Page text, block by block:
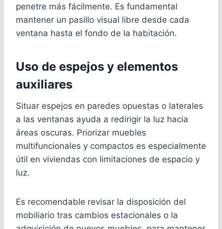
penetre más fácilmente. Es fundamental
mantener un pasillo visual libre desde cada
ventana hasta el fondo de la habitación.
Uso de espejos y elementos
auxiliares
Situar espejos en paredes opuestas o laterales
a las ventanas ayuda a redirigir la luz hacia
áreas oscuras. Priorizar muebles
multifuncionales y compactos es especialmente
útil en viviendas con limitaciones de espacio y
luz.
Es recomendable revisar la disposición del
mobiliario tras cambios estacionales o la